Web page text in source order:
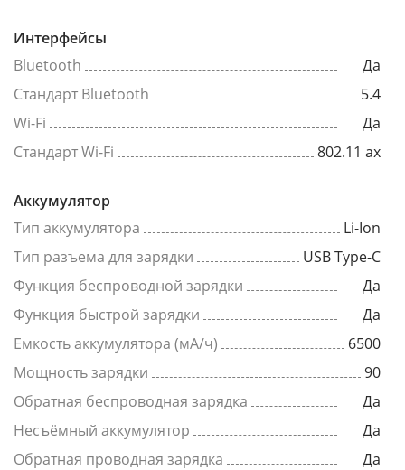
Интерфейсы
Bluetooth
Да
Стандарт Bluetooth
5.4
Wi-Fi
Да
Стандарт Wi-Fi
802.11 ax
Аккумулятор
Тип аккумулятора
Li-Ion
Тип разъема для зарядки
USB Type-C
Функция беспроводной зарядки
Да
Функция быстрой зарядки
Да
Емкость аккумулятора (мА/ч)
6500
Мощность зарядки
90
Обратная беспроводная зарядка
Да
Несъёмный аккумулятор
Да
Обратная проводная зарядка
Да